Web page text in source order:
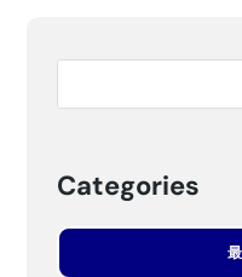
Categories